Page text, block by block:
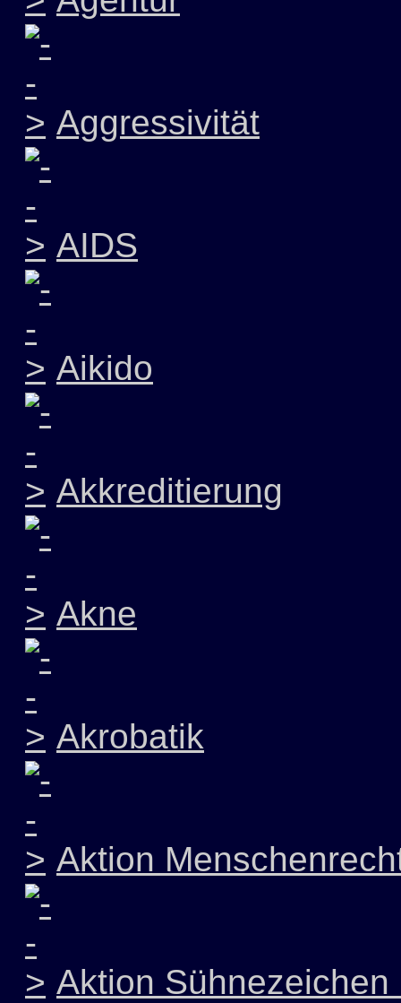
Aggressivität
AIDS
Aikido
Akkreditierung
Akne
Akrobatik
Aktion
Aktion